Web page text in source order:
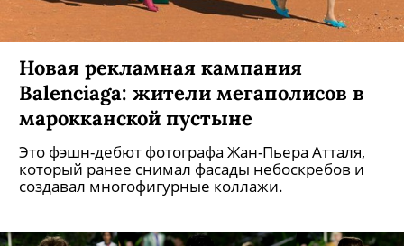
Новая рекламная кампания
Balenciaga: жители мегаполисов в
марокканской пустыне
Это фэшн-дебют фотографа Жан-Пьера Атталя,
который ранее снимал фасады небоскребов и
создавал многофигурные коллажи.